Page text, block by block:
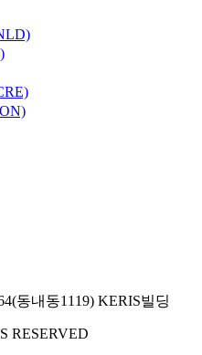
동내동1119) KERIS빌딩
RESERVED